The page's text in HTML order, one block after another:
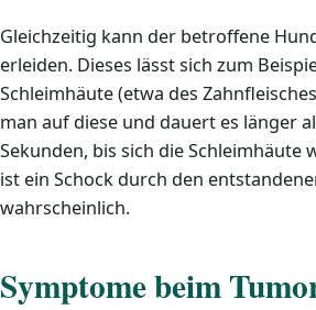
Gleichzeitig kann der betroffene
erleiden. Dieses lässt sich zum
Schleimhäute (etwa des
man auf diese und dauert es länger
Sekunden, bis sich die Schleimhäute
ist ein Schock durch den
wahrscheinlich.
Symptome beim